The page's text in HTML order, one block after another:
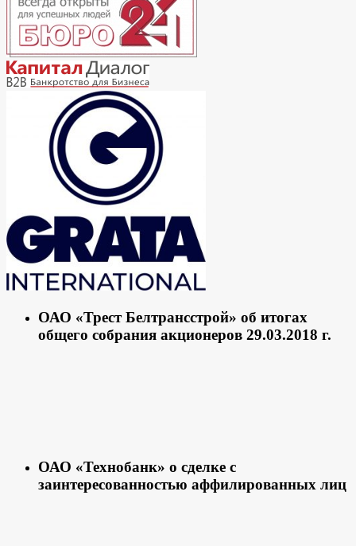
ОАО «Трест Белтрансстрой» об итогах
общего собрания акционеров 29.03.2018 г.
ОАО «Технобанк» о сделке с
заинтересованностью аффилированных лиц